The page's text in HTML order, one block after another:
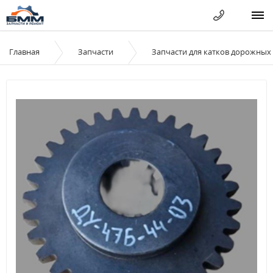
Главная Запчасти Запчасти для катков